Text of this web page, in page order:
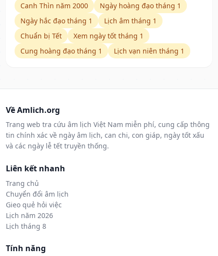
Canh Thìn năm 2000
Ngày hoàng đạo tháng 1
Ngày hắc đạo tháng 1
Lịch âm tháng 1
Chuẩn bị Tết
Xem ngày tốt tháng 1
Cung hoàng đạo tháng 1
Lịch vạn niên tháng 1
Về Amlich.org
Trang web tra cứu âm lịch Việt Nam miễn phí, cung cấp thông
tin chính xác về ngày âm lịch, can chi, con giáp, ngày tốt xấu
và các ngày lễ tết truyền thống.
Liên kết nhanh
Trang chủ
Chuyển đổi âm lịch
Gieo quẻ hỏi việc
Lịch năm 2026
Lịch tháng 8
Tính năng